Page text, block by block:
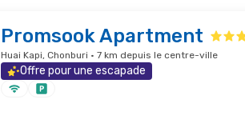
Promsook Apartment
Huai Kapi, Chonburi · 7 km depuis le centre-ville
Offre pour une escapade